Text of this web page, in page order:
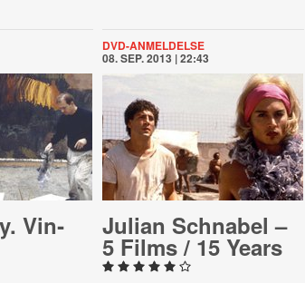
Vin­
DVD-ANMELDELSE
08. SEP. 2013 | 22:43
Julian Schnabel –
5 Films / 15 Years